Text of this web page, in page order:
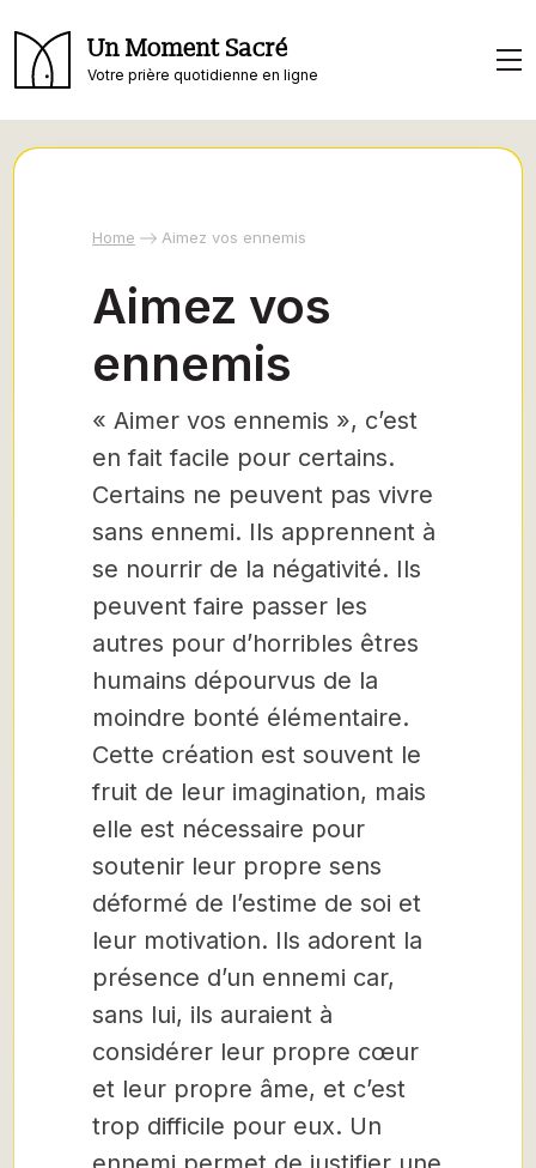
Un Moment Sacré
Votre prière quotidienne en ligne
Home Aimez vos ennemis
Aimez vos
ennemis
« Aimer vos ennemis », c’est
en fait facile pour certains.
Certains ne peuvent pas vivre
sans ennemi. Ils apprennent à
se nourrir de la négativité. Ils
peuvent faire passer les
autres pour d’horribles êtres
humains dépourvus de la
moindre bonté élémentaire.
Cette création est souvent le
fruit de leur imagination, mais
elle est nécessaire pour
soutenir leur propre sens
déformé de l’estime de soi et
leur motivation. Ils adorent la
présence d’un ennemi car,
sans lui, ils auraient à
considérer leur propre cœur
et leur propre âme, et c’est
trop difficile pour eux. Un